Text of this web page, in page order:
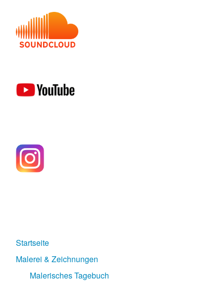
Startseite
Malerei & Zeichnungen
Malerisches Tagebuch